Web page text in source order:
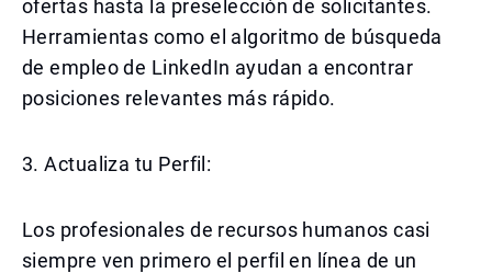
ofertas hasta la preselección de solicitantes.
Herramientas como el algoritmo de búsqueda
de empleo de LinkedIn ayudan a encontrar
posiciones relevantes más rápido.
3. Actualiza tu Perfil:
Los profesionales de recursos humanos casi
siempre ven primero el perfil en línea de un